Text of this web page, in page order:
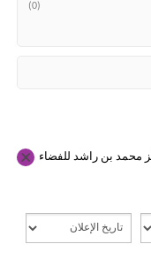
(0)
محمد بن راشد للفضاء